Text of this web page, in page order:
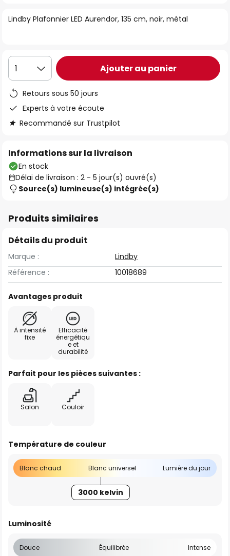
the
Lindby Plafonnier LED Aurendor, 135 cm, noir, métal
1 Ajouter au panier
Retours sous 50 jours
Experts à votre écoute
Recommandé sur Trustpilot
Informations sur la livraison
En stock
Délai de livraison : 2 - 5 jour(s) ouvré(s)
Source(s) lumineuse(s) intégrée(s)
Produits similaires
Détails du produit
Marque :
Lindby
Référence :
10018689
Avantages produit
À intensité
fixe
Efficacité
énergétiqu
e et
durabilité
Parfait pour les pièces suivantes :
Salon Couloir
Température de couleur
Blanc chaud Blanc universel Lumière du jour
3000 kelvin
Luminosité
Douce Équilibrée Intense